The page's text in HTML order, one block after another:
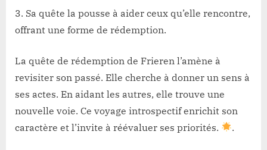
Sa quête la pousse à aider ceux qu’elle rencontre,
offrant une forme de rédemption.
La quête de rédemption de Frieren l’amène à
revisiter son passé. Elle cherche à donner un sens à
ses actes. En aidant les autres, elle trouve une
nouvelle voie. Ce voyage introspectif enrichit son
caractère et l’invite à réévaluer ses priorités.
.